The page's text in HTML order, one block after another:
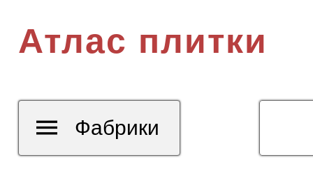
Атлас плитки
Фабрики